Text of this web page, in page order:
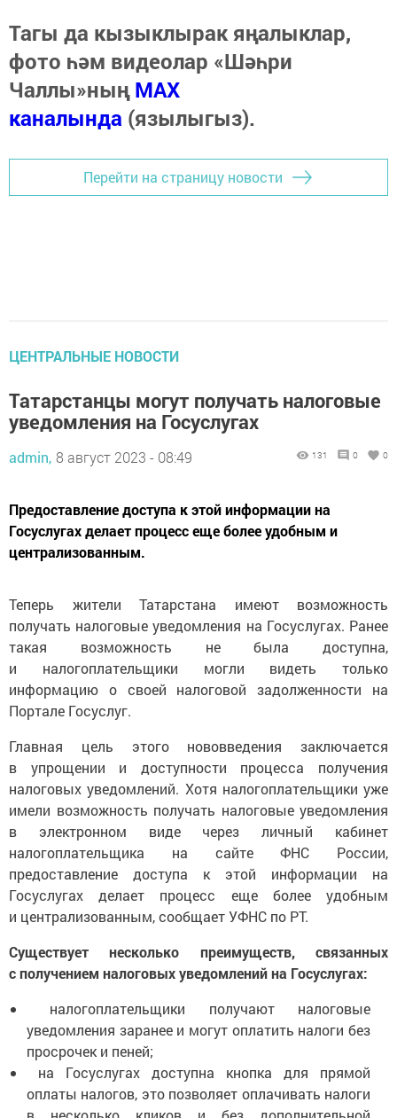
Тагы да кызыклырак яңалыклар,
фото һәм видеолар «Шәһри
Чаллы»ныңMAX
каналында (язылыгыз).
Перейти на страницу новости
ЦЕНТРАЛЬНЫЕ НОВОСТИ
Татарстанцы могут получать налоговые
уведомления на Госуслугах
admin, 8 август 2023 - 08:49 131 0 0
Предоставление доступа к этой информации на
Госуслугах делает процесс еще более удобным и
централизованным.
Теперь жители Татарстана имеют возможность
получать налоговые уведомления на Госуслугах. Ранее
такая возможность не была доступна,
и налогоплательщики могли видеть только
информацию о своей налоговой задолженности на
Портале Госуслуг.
Главная цель этого нововведения заключается
в упрощении и доступности процесса получения
налоговых уведомлений. Хотя налогоплательщики уже
имели возможность получать налоговые уведомления
в электронном виде через личный кабинет
налогоплательщика на сайте ФНС России,
предоставление доступа к этой информации на
Госуслугах делает процесс еще более удобным
и централизованным, сообщает УФНС по РТ.
Существует несколько преимуществ, связанных
с получением налоговых уведомлений на Госуслугах:
налогоплательщики получают налоговые
уведомления заранее и могут оплатить налоги без
просрочек и пеней;
на Госуслугах доступна кнопка для прямой
оплаты налогов, это позволяет оплачивать налоги